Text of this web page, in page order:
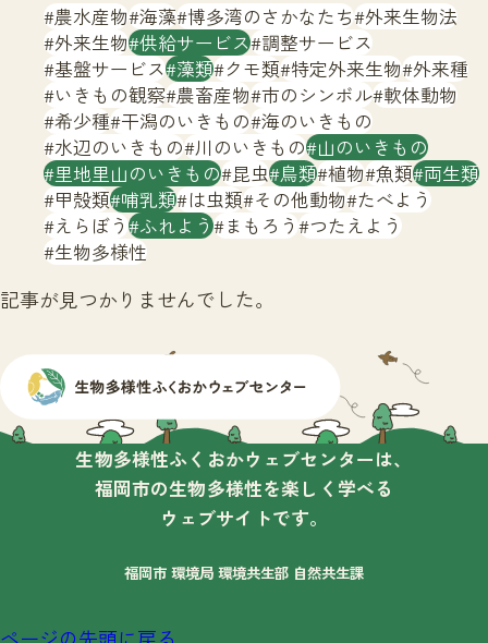
文字サイズ 小 中 大
生物多様性ふくおかウェブセンターとは
サイトマップ
農水産物 海藻 博多湾のさかなたち 外来生物法
外来生物 供給サービス 調整サービス
基盤サービス 藻類 クモ類 特定外来生物 外来種
いきもの観察 農畜産物 市のシンボル 軟体動物
希少種 干潟のいきもの 海のいきもの
水辺のいきもの 川のいきもの 山のいきもの
里地里山のいきもの 昆虫 鳥類 植物 魚類 両生類
甲殻類 哺乳類 は虫類 その他動物 たべよう
えらぼう ふれよう まもろう つたえよう
生物多様性
記事が見つかりませんでした。
生物多様性ふくおかウェブセンターは、
福岡市の生物多様性を楽しく学べる
ウェブサイトです。
福岡市 環境局 環境共生部 自然共生課